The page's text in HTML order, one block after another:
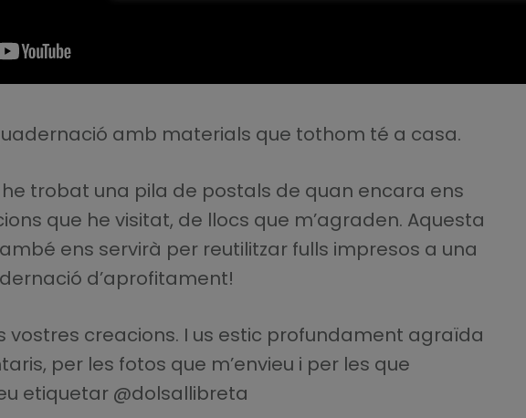
amb materials que tothom té a casa.
trobat una pila de postals de quan encara ens
que he visitat, de llocs que m’agraden. Aquesta
ens servirà per reutilitzar fulls impresos a una
d’aprofitament!
vostres creacions. I us estic profundament agraïda
per les fotos que m’envieu i per les que
etiquetar @dolsallibreta